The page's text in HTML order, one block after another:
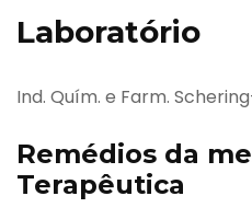
Laboratório
Ind. Quím. e Farm.
Remédios da
Terapêutica